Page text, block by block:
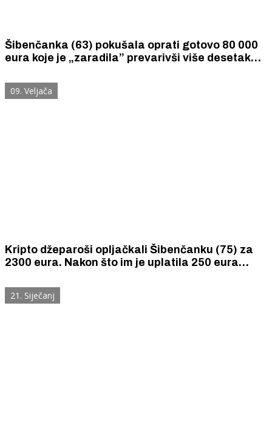
Šibenčanka (63) pokušala oprati gotovo 80 000
eura koje je „zaradila” prevarivši više desetaka
09. Veljača
Kripto džeparoši opljačkali Šibenčanku (75) za
2300 eura. Nakon što im je uplatila 250 eura
21. Siječanj